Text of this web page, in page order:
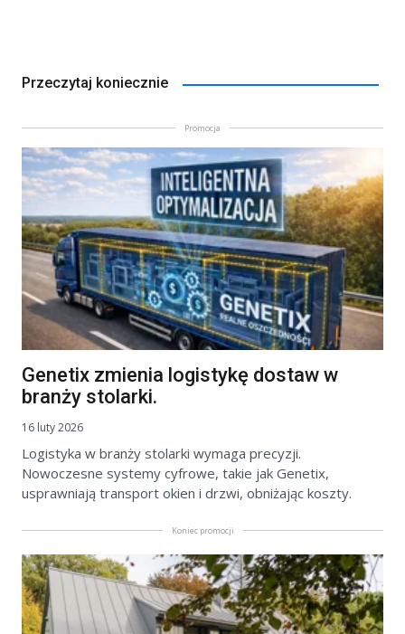
Przeczytaj koniecznie
Promocja
Genetix zmienia logistykę dostaw w
branży stolarki.
16 luty 2026
Logistyka w branży stolarki wymaga precyzji.
Nowoczesne systemy cyfrowe, takie jak Genetix,
usprawniają transport okien i drzwi, obniżając koszty.
Koniec promocji